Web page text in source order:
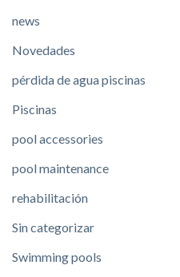
news
Novedades
pérdida de agua piscinas
Piscinas
pool accessories
pool maintenance
rehabilitación
Sin categorizar
Swimming pools